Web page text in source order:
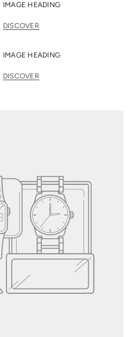
IMAGE HEADING
DISCOVER
IMAGE HEADING
DISCOVER